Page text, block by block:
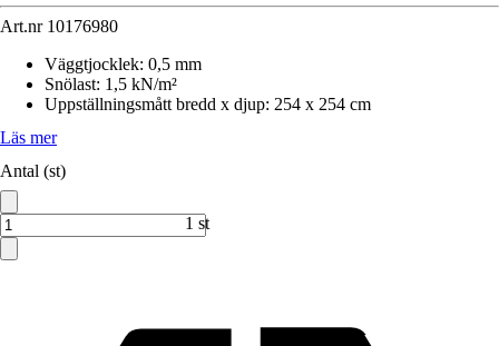
Art.nr 10176980
Väggtjocklek: 0,5 mm
Snölast: 1,5 kN/m²
Uppställningsmått bredd x djup: 254 x 254 cm
Läs mer
Antal (st)
1 st